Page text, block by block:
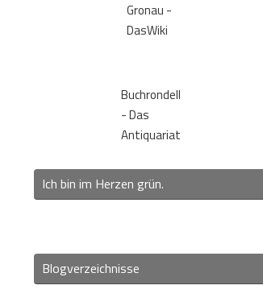
Gronau -
DasWiki
Buchrondell
- Das
Antiquariat
Ich bin im Herzen grün.
Blogverzeichnisse